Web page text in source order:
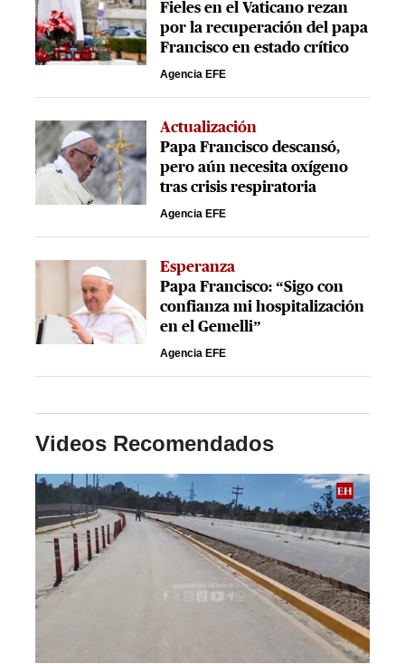
Fieles en el Vaticano rezan
por la recuperación del papa
Francisco en estado crítico
Agencia EFE
Actualización
Papa Francisco descansó,
pero aún necesita oxígeno
tras crisis respiratoria
Agencia EFE
Esperanza
Papa Francisco: “Sigo con
confianza mi hospitalización
en el Gemelli”
Agencia EFE
Videos Recomendados